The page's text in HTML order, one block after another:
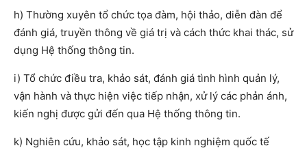
h) Thường xuyên tổ chức tọa đàm, hội thảo, diễn đàn để
đánh giá, truyền thông về giá trị và cách thức khai thác, sử
dụng Hệ thống thông tin.
i) Tổ chức điều tra, khảo sát, đánh giá tình hình quản lý,
vận hành và thực hiện việc tiếp nhận, xử lý các phản ánh,
kiến nghị được gửi đến qua Hệ thống thông tin.
k) Nghiên cứu, khảo sát, học tập kinh nghiệm quốc tế